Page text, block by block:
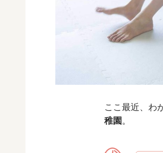
ここ最近、わ
稚園。